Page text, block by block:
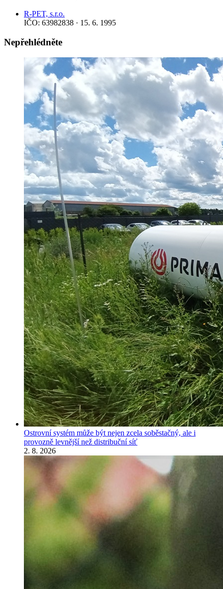
R-PET, s.r.o.
IČO: 63982838 · 15. 6. 1995
Nepřehlédněte
Ostrovní systém může být nejen zcela soběstačný, ale i
provozně levnější než distribuční síť
2. 8. 2026